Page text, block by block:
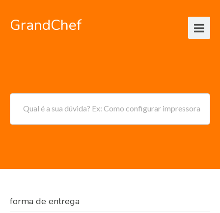
GrandChef
Qual é a sua dúvida? Ex: Como configurar impressora
forma de entrega